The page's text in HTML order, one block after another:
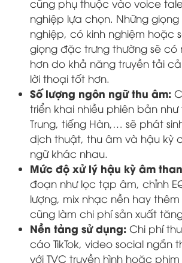
cũng phụ thuộc vào voice
nghiệp lựa chọn. Những
nghiệp, có kinh nghiệm hoặc
giọng đặc trưng thường sẽ
hơn do khả năng truyền tải
lời thoại tốt hơn.
Số lượng ngôn ngữ thu âm:
triển khai nhiều phiên bản
Trung, tiếng Hàn,… sẽ phát
dịch thuật, thu âm và hậu kỳ
ngữ khác nhau.
Mức độ xử lý hậu kỳ âm
đoạn như lọc tạp âm, chỉnh
lượng, mix nhạc nền hay
cũng làm chi phí sản xuất
Nền tảng sử dụng: Chi phí
cáo TikTok, video social ngắn
với TVC truyền hình hoặc